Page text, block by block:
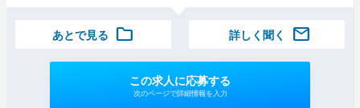
あとで見る folder 詳しく聞く mail
この求人に応募する
次のページで詳細情報を入力